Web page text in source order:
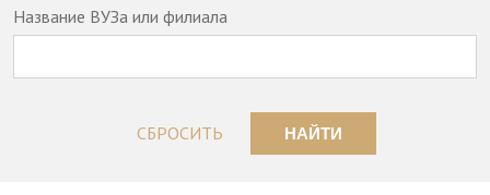
Название ВУЗа или филиала
СБРОСИТЬ НАЙТИ